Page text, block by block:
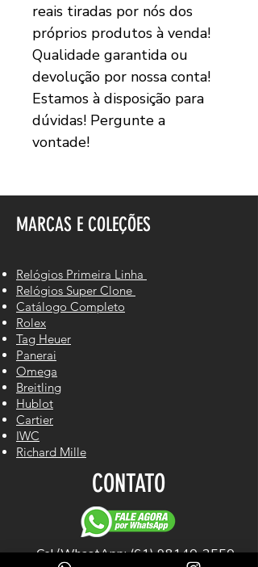
reais tiradas por nós dos
próprios produtos à venda!
Qualidade garantida ou
devolução por nossa conta!
Estamos à disposição para
dúvidas! Pergunte a
vontade!
MARCAS E COLEÇÕES
Relógios Primeira Linha
Relógios Super Clone
Catálogo Completo
Rolex
Tag Heuer
Panerai
Omega
Breitling
Hublot
Cartier
IWC
Richard Mille
CONTATO
Cel/WhastApp: (61) 98140-2550